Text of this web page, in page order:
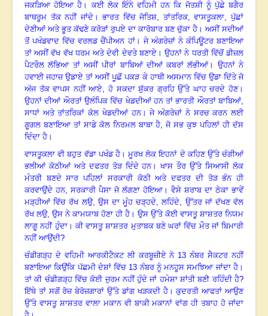
ਜਕੜਿਆ ਹੋਇਆ ਹੈ । ਕਈ ਲੋਕ ਇੰਨੇ ਵਹਿਮੀ ਹਨ ਕਿ ਜੋਤਸ਼ੀ ਨੂੰ ਪੁੱਛੇ ਬਗੈਰ
ਬਾਥਰੂਮ ਤੱਕ ਨਹੀਂ ਜਾਂਦੇ।ਭਾਰਤ ਵਿੱਚ ਜੋਤਿਸ਼, ਤਾਂਤਰਿਕ, ਵਾਸਤੂਕਲਾ, ਪੁੱਛਾਂ
ਦੇਣੀਆਂ ਅਤੇ ਭੂਤ ਕੱਢਣੇ ਕਰੋੜਾਂ ਰੁਪਏ ਦਾ ਕਾਰੋਬਾਰ ਬਣ ਚੁੱਕਾ ਹੈ । ਅਸੀਂ ਸਦੀਆਂ
ਤੋਂ ਪਖੰਡਵਾਦ ਵਿੱਚ ਵਰਲਡ ਚੈਂਪੀਅਨ ਹਾਂ। ਜੇ ਅੰਗਰੇਜ਼ਾਂ ਨੇ ਕੰਪਿਊਟਰ ਬਣਾਇਆ
ਤਾਂ ਅਸੀਂ ਵੱਖ ਵੱਖ ਧਰਮ ਅਤੇ ਦੇਵੀ ਦੇਵਤੇ ਬਣਾਏ।ਉਹਨਾਂ ਨੇ ਧਰਤੀ ਵਿੱਚੋਂ ਡੀਜ਼ਲ
ਪੈਟਰੌਲ ਲੱਭਿਆ ਤਾਂ ਅਸੀਂ ਪੀਰਾਂ ਬਾਬਿਆਂ ਦੀਆਂ ਕਬਰਾਂ ਲੱਭੀਆਂ। ਉਹਨਾਂ ਨੇ
ਹਵਾਈ ਜਹਾਜ਼ ਉਡਾਏ ਤਾਂ ਅਸੀਂ ਪੂਛੋਂ ਪਕੜ ਕੇ ਹਾਥੀ ਅਸਮਾਨ ਵਿੱਚ ਉਡਾ ਦਿੱਤੇ ਜੋ
ਅੱਜ ਤੱਕ ਵਾਪਸ ਨਹੀਂ ਆਏ, ਹੋ ਸਕਦਾ ਸ਼ੁੱਕਰ ਗ੍ਰਹਿ ਉੱਤੇ ਘਾਹ ਚਰਦੇ ਹੋਣ।
ਉਹਨਾਂ ਦੀਆਂ ਔਰਤਾਂ ਉਲੰਪਿਕ ਵਿੱਚ ਖੇਡਦੀਆਂ ਹਨ ਤਾਂ ਭਾਰਤੀ ਔਰਤਾਂ ਬਾਬਿਆਂ,
ਸਾਧਾਂ ਅਤੇ ਤਾਂਤਰਿਕਾਂ ਕੋਲ ਖੇਡਦੀਆਂ ਹਨ।ਜੇ ਅੰਗਰੇਜ਼ਾਂ ਨੇ ਸਰਚ ਕਰਨ ਲਈ
ਗੂਗਲ ਬਣਾਇਆ ਤਾਂ ਸਾਡੇ ਕੋਲ ਨਿਰਮਲ ਬਾਬਾ ਹੈ, ਜੋ ਸਭ ਕੁਝ ਪਹਿਲਾਂ ਹੀ ਦੱਸ
ਦਿੰਦਾ ਹੈ ।
ਵਾਸਤੂਕਲਾ ਵੀ ਬਹੁਤ ਵੱਡਾ ਪਖੰਡ ਹੈ।ਮੂਰਖ ਲੋਕ ਇਹਨਾਂ ਦੇ ਕਹਿਣ ਉੱਤੇ ਚੰਗੀਆਂ
ਭਲੀਆਂ ਕੋਠੀਆਂ ਅਤੇ ਦਫਤਰ ਤੋੜ ਦਿੰਦੇ ਹਨ।ਖਾਸ ਤੌਰ ਉੱਤੇ ਸਿਆਸੀ ਲੋਕ
ਮੰਤਰੀ ਬਣਦੇ ਸਾਰ ਪਹਿਲਾਂ ਸਰਕਾਰੀ ਕੋਠੀ ਅਤੇ ਦਫਤਰ ਦੀ ਤੋੜ ਭੰਨ ਹੀ
ਕਰਵਾਉਂਦੇ ਹਨ, ਸਰਕਾਰੀ ਪੈਸਾ ਜੋ ਲੱਗਣਾ ਹੋਇਆ। ਵੈਸੇ ਸ਼ਰਾਬ ਦਾ ਠੇਕਾ ਭਾਵੇਂ
ਮੜ੍ਹੀਆਂ ਵਿੱਚ ਰੱਖ ਲਉ, ਉਸ ਦਾ ਮੂੰਹ ਚੜ੍ਹਦੇ, ਲਹਿੰਦੇ, ਉੱਤਰ ਜਾਂ ਦੱਖਣ ਵੱਲ
ਰੱਖ ਲਉ, ਉਸ ਨੇ ਕਾਮਯਾਬ ਹੋਣਾ ਹੀ ਹੈ । ਉਸ ਉੱਤੇ ਕੋਈ ਵਾਸਤੂ ਸ਼ਾਸ਼ਤਰ ਨਿਯਮ
ਲਾਗੂ ਨਹੀਂ ਹੁੰਦਾ। ਕੀ ਵਾਸਤੂ ਸ਼ਾਸ਼ਤਰ ਮੁਤਾਬਕ ਬਣੇ ਘਰਾਂ ਵਿੱਚ ਮੌਤ ਜਾਂ ਬਿਮਾਰੀ
ਨਹੀਂ ਆਉਂਦੀ?
ਚੰਡੀਗੜ੍ਹ ਦੇ ਵਹਿਮੀ ਆਰਕੀਟੈਕਟ ਲੀ ਕਰਬੂਜ਼ੀਏ ਨੇ 13 ਨੰਬਰ ਸੈਕਟਰ ਨਹੀਂ
ਬਣਾਇਆ ਕਿਉਂਕਿ ਪੱਛਮੀ ਦੇਸ਼ਾਂ ਵਿੱਚ 13 ਨੰਬਰ ਨੂੰ ਮਨਹੂਸ ਸਮਝਿਆ ਜਾਂਦਾ ਹੈ ।
ਤਾਂ ਕੀ ਚੰਡੀਗੜ੍ਹ ਵਿੱਚ ਕੋਈ ਜੁਰਮ ਨਹੀਂ ਹੁੰਦੇ ਜਾਂ ਹਮੇਸ਼ਾ ਸ਼ਾਂਤੀ ਬਣੀ ਰਹਿੰਦੀ ਹੈ?
ਇੱਥੇ ਤਾਂ ਸਗੋਂ ਰੋਜ਼ ਬੇਰੋਜ਼ਗਾਰਾਂ ਉੱਤੇ ਡਾਂਗ ਖੜਕਦੀ ਹੈ।ਕੁਦਰਤੀ ਆਫਤਾਂ ਆਉਣ
ਉੱਤੇ ਵਾਸਤੂ ਸ਼ਾਸ਼ਤਰ ਵਾਲਾ ਮਕਾਨ ਵੀ ਬਾਕੀ ਮਕਾਨਾਂ ਵਾਂਗ ਹੀ ਤਬਾਹ ਹੋ ਜਾਂਦਾ